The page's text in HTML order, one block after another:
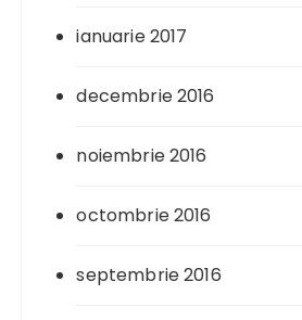
ianuarie 2017
decembrie 2016
noiembrie 2016
octombrie 2016
septembrie 2016